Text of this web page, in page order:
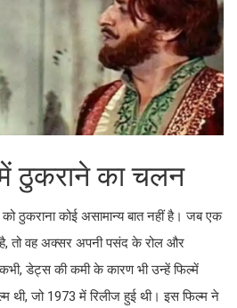
ठुकराने का चलन
को ठुकराना कोई असामान्य बात नहीं है। जब एक
है, तो वह अक्सर अपनी पसंद के रोल और
डेट्स की कमी के कारण भी उन्हें फिल्में
थी, जो 1973 में रिलीज हुई थी। इस फिल्म ने